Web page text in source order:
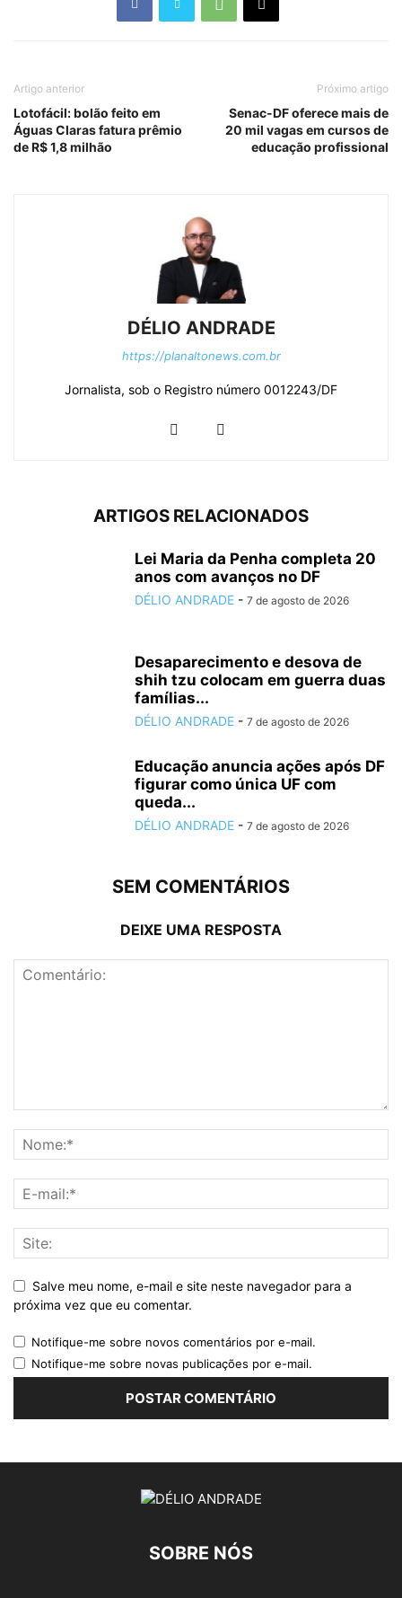
Artigo anterior
Lotofácil: bolão feito em
Águas Claras fatura prêmio
de R$ 1,8 milhão
Próximo artigo
Senac-DF oferece mais de
20 mil vagas em cursos de
educação profissional
DÉLIO ANDRADE
https://planaltonews.com.br
Jornalista, sob o Registro número 0012243/DF
ARTIGOS RELACIONADOS
Lei Maria da Penha completa 20
anos com avanços no DF
DÉLIO ANDRADE - 7 de agosto de 2026
Desaparecimento e desova de
shih tzu colocam em guerra duas
famílias...
DÉLIO ANDRADE - 7 de agosto de 2026
Educação anuncia ações após DF
figurar como única UF com
queda...
DÉLIO ANDRADE - 7 de agosto de 2026
SEM COMENTÁRIOS
DEIXE UMA RESPOSTA
Salve meu nome, e-mail e site neste navegador para a
próxima vez que eu comentar.
Notifique-me sobre novos comentários por e-mail.
Notifique-me sobre novas publicações por e-mail.
SOBRE NÓS